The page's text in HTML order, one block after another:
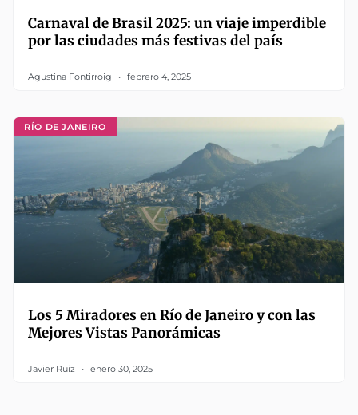
Carnaval de Brasil 2025: un viaje imperdible
por las ciudades más festivas del país
Agustina Fontirroig febrero 4, 2025
RÍO DE JANEIRO
Los 5 Miradores en Río de Janeiro y con las
Mejores Vistas Panorámicas
Javier Ruiz enero 30, 2025